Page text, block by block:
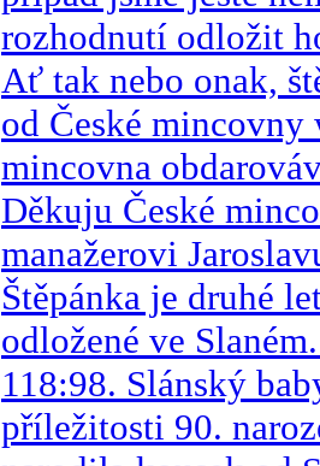
rozhodnutí odložit
Ať tak nebo onak,
od České mincovny
mincovna
Děkuju České
manažerovi
Štěpánka je druhé
odložené ve
118:98. Slánský
příležitosti 90.